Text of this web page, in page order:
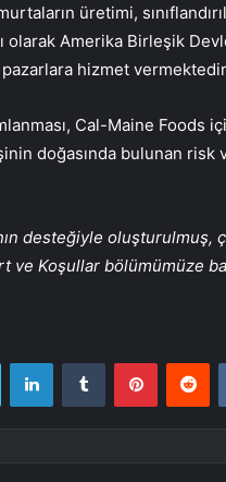
üretimi,
olarak Amerika Birleşik
hizmet
Cal-Maine Foods
doğasında bulunan
desteğiyle
ve Koşullar bölümümüze
Twitter LinkedInTumblr Pinterest